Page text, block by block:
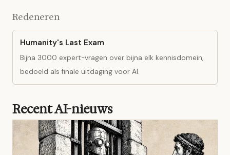
Redeneren
Humanity's Last Exam
Bijna 3000 expert-vragen over bijna elk kennisdomein,
bedoeld als finale uitdaging voor AI.
Recent AI-nieuws